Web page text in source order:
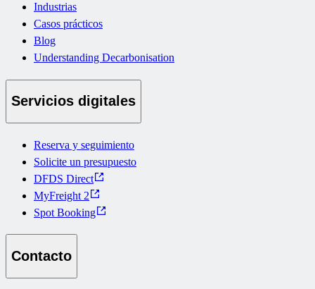
Industrias
Casos prácticos
Blog
Understanding Decarbonisation
Servicios digitales
Reserva y seguimiento
Solicite un presupuesto
DFDS Direct
MyFreight 2
Spot Booking
Contacto